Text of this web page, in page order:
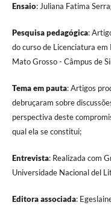
Ensaio: Juliana Fatima
Pesquisa pedagógica:
do curso de Licenciatura
Mato Grosso - Câmpus de
Tema em pauta: Artigos
debruçaram sobre
perspectiva deste
qual ela se constitui;
Entrevista: Realizada com
Universidade Nacional del
Editora associada: